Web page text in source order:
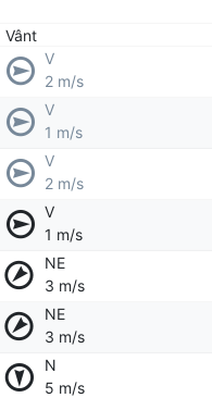
Vânt
V
2 m/s
V
1 m/s
V
2 m/s
V
1 m/s
NE
3 m/s
NE
3 m/s
N
5 m/s